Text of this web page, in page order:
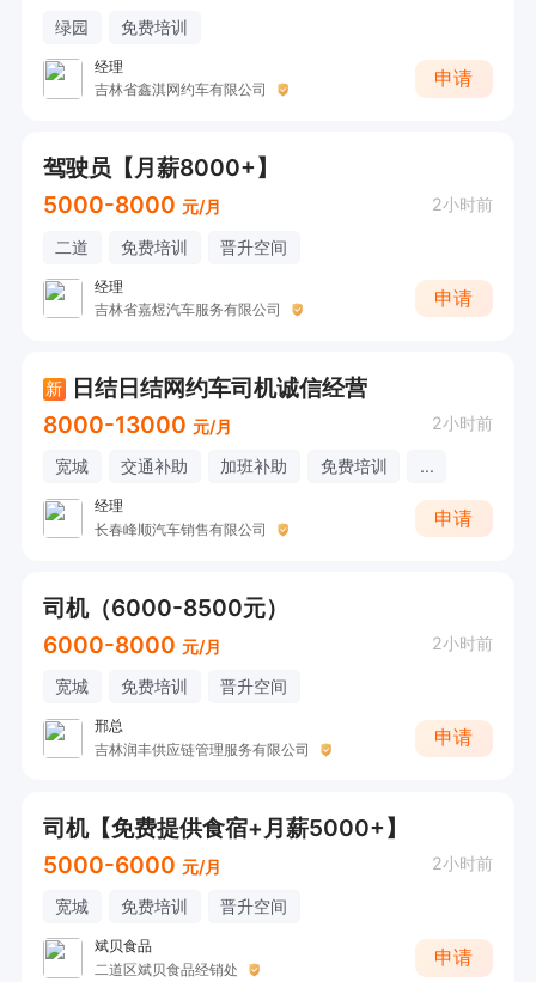
绿园 免费培训
经理
吉林省鑫淇网约车有限公司
申请
驾驶员【月薪8000+】
5000-8000 元/月 2小时前
二道 免费培训 晋升空间
经理
吉林省嘉煜汽车服务有限公司
申请
新
日结日结网约车司机诚信经营
8000-13000 元/月 2小时前
宽城 交通补助 加班补助 免费培训 ...
经理
长春峰顺汽车销售有限公司
申请
司机（6000-8500元）
6000-8000 元/月 2小时前
宽城 免费培训 晋升空间
邢总
吉林润丰供应链管理服务有限公司
申请
司机【免费提供食宿+月薪5000+】
5000-6000 元/月 2小时前
宽城 免费培训 晋升空间
斌贝食品
二道区斌贝食品经销处
申请